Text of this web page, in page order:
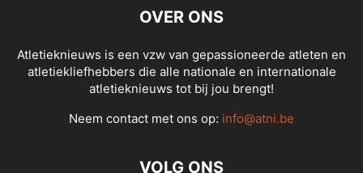
OVER ONS
Atletieknieuws is een vzw van gepassioneerde atleten en
atletiekliefhebbers die alle nationale en internationale
atletieknieuws tot bij jou brengt!
Neem contact met ons op: info@atni.be
VOLG ONS